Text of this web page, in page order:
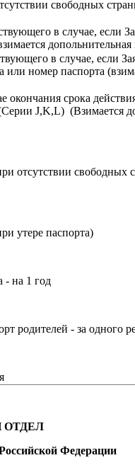
свободных
в случае, если
допольнительная
в случае, если
или номер паспорта
окончания срока
J,K,L) (Взимается
отсутствии свободных
утере паспорта)
- на 1 год
родителей - за одного
ОТДЕЛ
Федерации